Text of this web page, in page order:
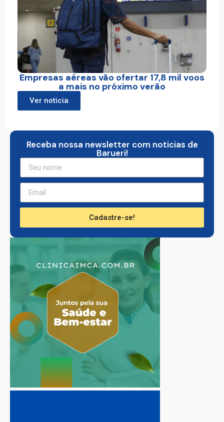
Empresas aéreas vão ofertar 17,8 mil voos
a mais no próximo verão
Ver noticia
Receba nossa newsletter com noticias de
Barueri!
Cadastre-se!